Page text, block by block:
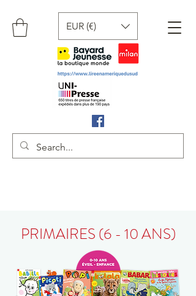
EUR (€)
PRIMAIRES (6 - 10 ANS)